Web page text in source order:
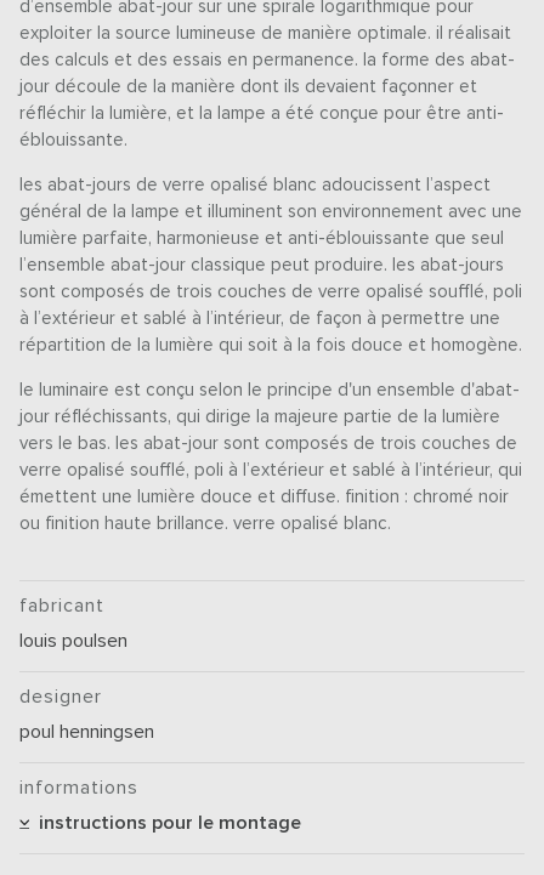
d’ensemble abat-jour sur une spirale logarithmique pour
exploiter la source lumineuse de manière optimale. il réalisait
des calculs et des essais en permanence. la forme des abat-
jour découle de la manière dont ils devaient façonner et
réfléchir la lumière, et la lampe a été conçue pour être anti-
éblouissante.
les abat-jours de verre opalisé blanc adoucissent l’aspect
général de la lampe et illuminent son environnement avec une
lumière parfaite, harmonieuse et anti-éblouissante que seul
l’ensemble abat-jour classique peut produire. les abat-jours
sont composés de trois couches de verre opalisé soufflé, poli
à l’extérieur et sablé à l’intérieur, de façon à permettre une
répartition de la lumière qui soit à la fois douce et homogène.
le luminaire est conçu selon le principe d'un ensemble d'abat-
jour réfléchissants, qui dirige la majeure partie de la lumière
vers le bas. les abat-jour sont composés de trois couches de
verre opalisé soufflé, poli à l’extérieur et sablé à l’intérieur, qui
émettent une lumière douce et diffuse. finition : chromé noir
ou finition haute brillance. verre opalisé blanc.
fabricant
louis poulsen
designer
poul henningsen
informations
instructions pour le montage